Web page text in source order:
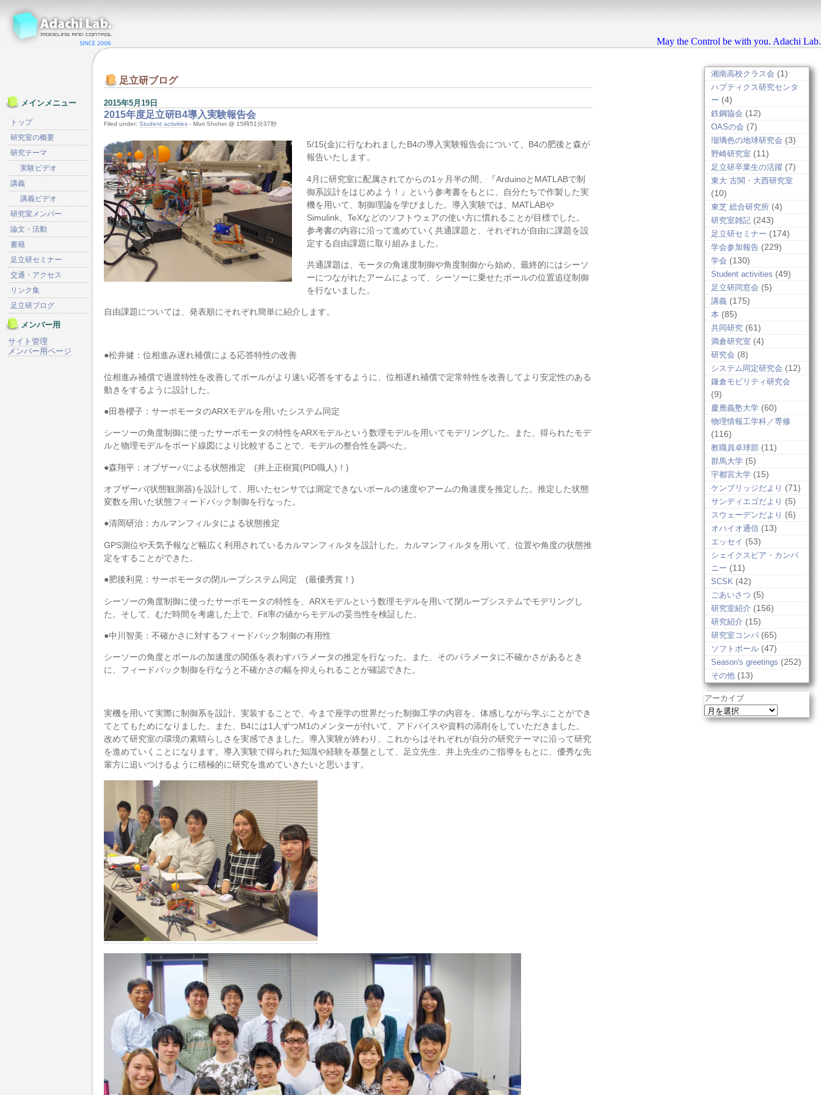
May the Control be with you. Adachi Lab.
足立研ブログ
2015年5月19日
2015年度足立研B4導入実験報告会
Filed under: Student activities - Mori Shohei @ 15時51分37秒
5/15(金)に行なわれましたB4の導入実験報告会について、B4の肥後と森が
報告いたします。
4月に研究室に配属されてからの1ヶ月半の間、『ArduinoとMATLABで制
御系設計をはじめよう！』という参考書をもとに、自分たちで作製した実
機を用いて、制御理論を学びました。導入実験では、MATLABや
Simulink、TeXなどのソフトウェアの使い方に慣れることが目標でした。
参考書の内容に沿って進めていく共通課題と、それぞれが自由に課題を設
定する自由課題に取り組みました。
共通課題は、モータの角速度制御や角度制御から始め、最終的にはシーソ
ーにつながれたアームによって、シーソーに乗せたボールの位置追従制御
を行ないました。
自由課題については、発表順にそれぞれ簡単に紹介します。
●松井健：位相進み遅れ補償による応答特性の改善
位相進み補償で過渡特性を改善してボールがより速い応答をするように、位相遅れ補償で定常特性を改善してより安定性のある
動きをするように設計した。
●田巻櫻子：サーボモータのARXモデルを用いたシステム同定
シーソーの角度制御に使ったサーボモータの特性をARXモデルという数理モデルを用いてモデリングした。また、得られたモデ
ルと物理モデルをボード線図により比較することで、モデルの整合性を調べた。
●森翔平：オブザーバによる状態推定 (井上正樹賞(PID職人)！)
オブザーバ(状態観測器)を設計して、用いたセンサでは測定できないボールの速度やアームの角速度を推定した。推定した状態
変数を用いた状態フィードバック制御を行なった。
●清岡研治：カルマンフィルタによる状態推定
GPS測位や天気予報など幅広く利用されているカルマンフィルタを設計した。カルマンフィルタを用いて、位置や角度の状態推
定をすることができた。
●肥後利晃：サーボモータの閉ループシステム同定 (最優秀賞！)
シーソーの角度制御に使ったサーボモータの特性を、ARXモデルという数理モデルを用いて閉ループシステムでモデリングし
た。そして、むだ時間を考慮した上で、Fit率の値からモデルの妥当性を検証した。
●中川智美：不確かさに対するフィードバック制御の有用性
シーソーの角度とボールの加速度の関係を表わすパラメータの推定を行なった。また、そのパラメータに不確かさがあるとき
に、フィードバック制御を行なうと不確かさの幅を抑えられることが確認できた。
実機を用いて実際に制御系を設計、実装することで、今まで座学の世界だった制御工学の内容を、体感しながら学ぶことができ
てとてもためになりました。また、B4には1人ずつM1のメンターが付いて、アドバイスや資料の添削をしていただきました。
改めて研究室の環境の素晴らしさを実感できました。導入実験が終わり、これからはそれぞれが自分の研究テーマに沿って研究
を進めていくことになります。導入実験で得られた知識や経験を基盤として、足立先生、井上先生のご指導をもとに、優秀な先
輩方に追いつけるように積極的に研究を進めていきたいと思います。
湘南高校クラス会 (1)
ハプティクス研究センタ
ー (4)
鉄鋼協会 (12)
OASの会 (7)
瑠璃色の地球研究会 (3)
野崎研究室 (11)
足立研卒業生の活躍 (7)
東大 古関・大西研究室
(10)
東芝 総合研究所 (4)
研究室雑記 (243)
足立研セミナー (174)
学会参加報告 (229)
学会 (130)
Student activities (49)
足立研同窓会 (5)
講義 (175)
本 (85)
共同研究 (61)
満倉研究室 (4)
研究会 (8)
システム同定研究会 (12)
鎌倉モビリティ研究会
(9)
慶應義塾大学 (60)
物理情報工学科／専修
(116)
教職員卓球部 (11)
群馬大学 (5)
宇都宮大学 (15)
ケンブリッジだより (71)
サンディエゴだより (5)
スウェーデンだより (6)
オハイオ通信 (13)
エッセイ (53)
シェイクスピア・カンパ
ニー (11)
SCSK (42)
ごあいさつ (5)
研究室紹介 (156)
研究紹介 (15)
研究室コンパ (65)
ソフトボール (47)
Season's greetings (252)
その他 (13)
アーカイブ
メインメニュー
トップ
研究室の概要
研究テーマ
実験ビデオ
講義
講義ビデオ
研究室メンバー
論文・活動
書籍
足立研セミナー
交通・アクセス
リンク集
足立研ブログ
メンバー用
サイト管理
メンバー用ページ